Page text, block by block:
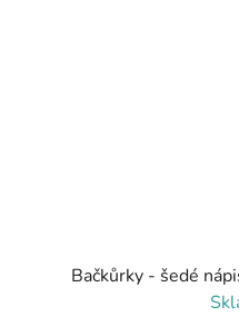
Bačkůrky - šedé